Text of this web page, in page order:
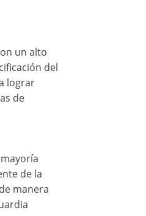
un alto
del
lograr
de
de la
manera